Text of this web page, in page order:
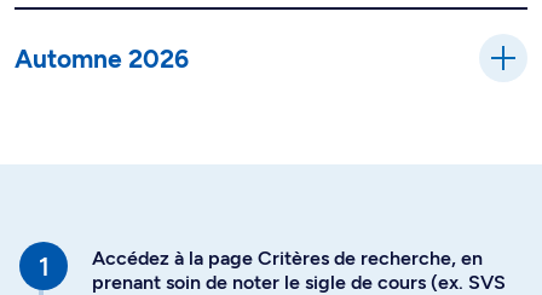
Automne 2026
Accédez à la page Critères de recherche, en
prenant soin de noter le sigle de cours (ex. SVS